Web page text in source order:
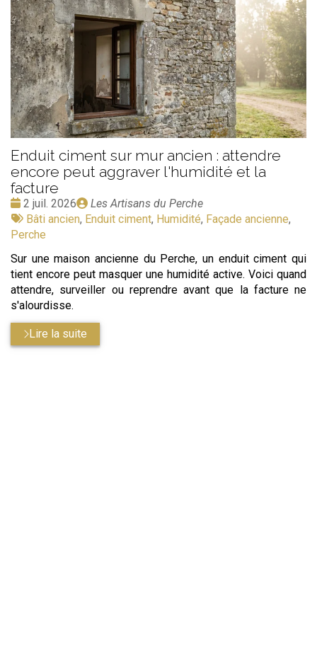
Enduit ciment sur mur ancien : attendre
encore peut aggraver l'humidité et la
facture
Date
:
2 juil. 2026
Publié
par
Les Artisans du Perche
Tags
:
Bâti ancien, Enduit ciment, Humidité, Façade ancienne,
Perche
Sur une maison ancienne du Perche, un enduit ciment qui
tient encore peut masquer une humidité active. Voici quand
attendre, surveiller ou reprendre avant que la facture ne
s'alourdisse.
Lire la suite